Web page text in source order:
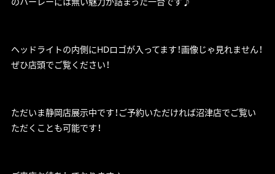
ヘッドライトの内側にHDロゴが入ってます！画像じゃ見れません！
ぜひ店頭でご覧ください！
ただいま静岡店展示中です！ご予約いただければ沼津店でご覧い
ただくことも可能です！